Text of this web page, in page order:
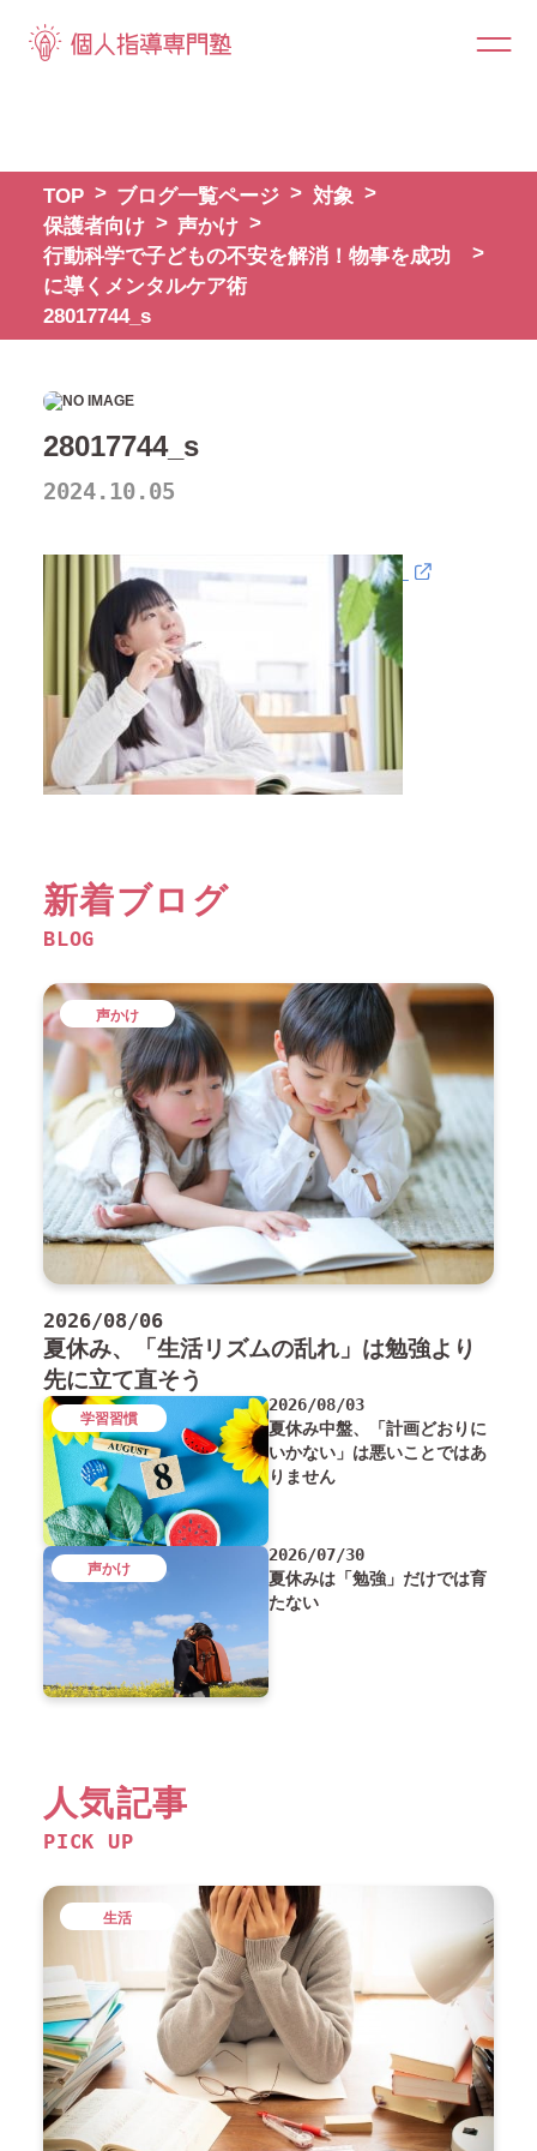
TOP ブログ一覧ページ
対象
保護者向け
声かけ
行動科学で子どもの不安を解消！物事を成功
に導くメンタルケア術
28017744_s
28017744_s
2024.10.05
新着ブログ
BLOG
2026/08/06
夏休み、「生活リズムの乱れ」は勉強より
先に立て直そう
声かけ
2026/08/03
夏休み中盤、「計画どおりに
いかない」は悪いことではあ
りません
学習習慣
2026/07/30
夏休みは「勉強」だけでは育
たない
声かけ
人気記事
PICK UP
生活